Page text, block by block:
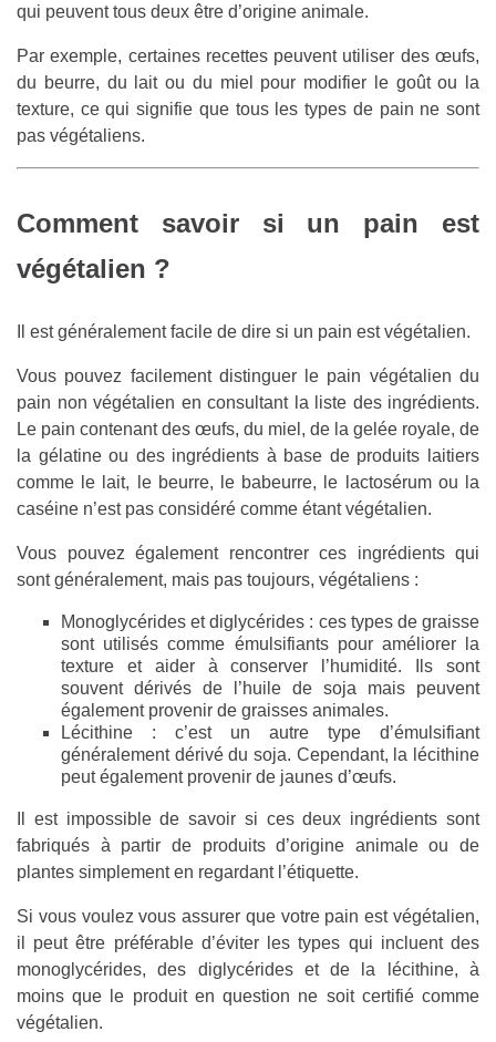
qui peuvent tous deux être d’origine animale.
Par exemple, certaines recettes peuvent utiliser des œufs,
du beurre, du lait ou du miel pour modifier le goût ou la
texture, ce qui signifie que tous les types de pain ne sont
pas végétaliens.
Comment savoir si un pain est
végétalien ?
Il est généralement facile de dire si un pain est végétalien.
Vous pouvez facilement distinguer le pain végétalien du
pain non végétalien en consultant la liste des ingrédients.
Le pain contenant des œufs, du miel, de la gelée royale, de
la gélatine ou des ingrédients à base de produits laitiers
comme le lait, le beurre, le babeurre, le lactosérum ou la
caséine n’est pas considéré comme étant végétalien.
Vous pouvez également rencontrer ces ingrédients qui
sont généralement, mais pas toujours, végétaliens :
Monoglycérides et diglycérides : ces types de graisse
sont utilisés comme émulsifiants pour améliorer la
texture et aider à conserver l’humidité. Ils sont
souvent dérivés de l’huile de soja mais peuvent
également provenir de graisses animales.
Lécithine : c’est un autre type d’émulsifiant
généralement dérivé du soja. Cependant, la lécithine
peut également provenir de jaunes d’œufs.
Il est impossible de savoir si ces deux ingrédients sont
fabriqués à partir de produits d’origine animale ou de
plantes simplement en regardant l’étiquette.
Si vous voulez vous assurer que votre pain est végétalien,
il peut être préférable d’éviter les types qui incluent des
monoglycérides, des diglycérides et de la lécithine, à
moins que le produit en question ne soit certifié comme
végétalien.